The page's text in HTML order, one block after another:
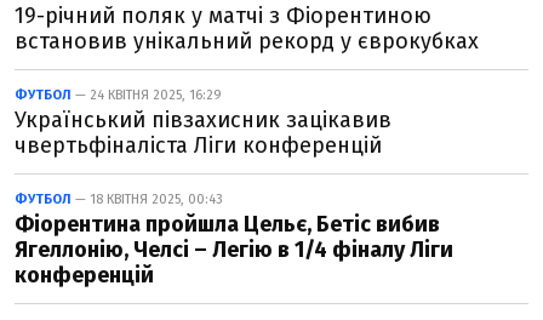
19-річний поляк у матчі з Фіорентиною
встановив унікальний рекорд у єврокубках
ФУТБОЛ — 24 КВІТНЯ 2025, 16:29
Український півзахисник зацікавив
чвертьфіналіста Ліги конференцій
ФУТБОЛ — 18 КВІТНЯ 2025, 00:43
Фіорентина пройшла Цельє, Бетіс вибив
Ягеллонію, Челсі – Легію в 1/4 фіналу Ліги
конференцій